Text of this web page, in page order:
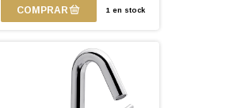
1en stock